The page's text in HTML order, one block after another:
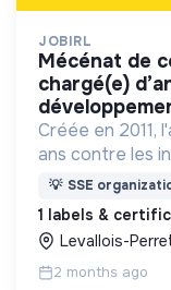
JOBIRL
mécénat de compétences fin de carrière-
chargé(e)
Créée en 2011,
ans contre les
de genre dans
professionnelle.
💡 SSE
1 labels &
Levallois-
2 months ago